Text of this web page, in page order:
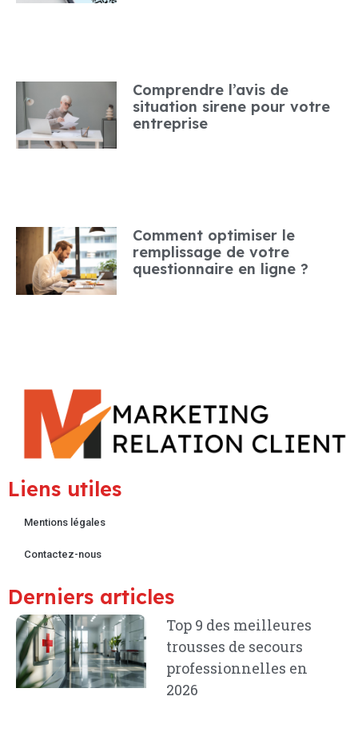
Comprendre l’avis de
situation sirene pour votre
entreprise
Comment optimiser le
remplissage de votre
questionnaire en ligne ?
Liens utiles
Mentions légales
Contactez-nous
Derniers articles
Top 9 des meilleures
trousses de secours
professionnelles en
2026